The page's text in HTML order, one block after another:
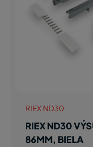
RIEX ND30
RIEX ND30
86MM, BIELA